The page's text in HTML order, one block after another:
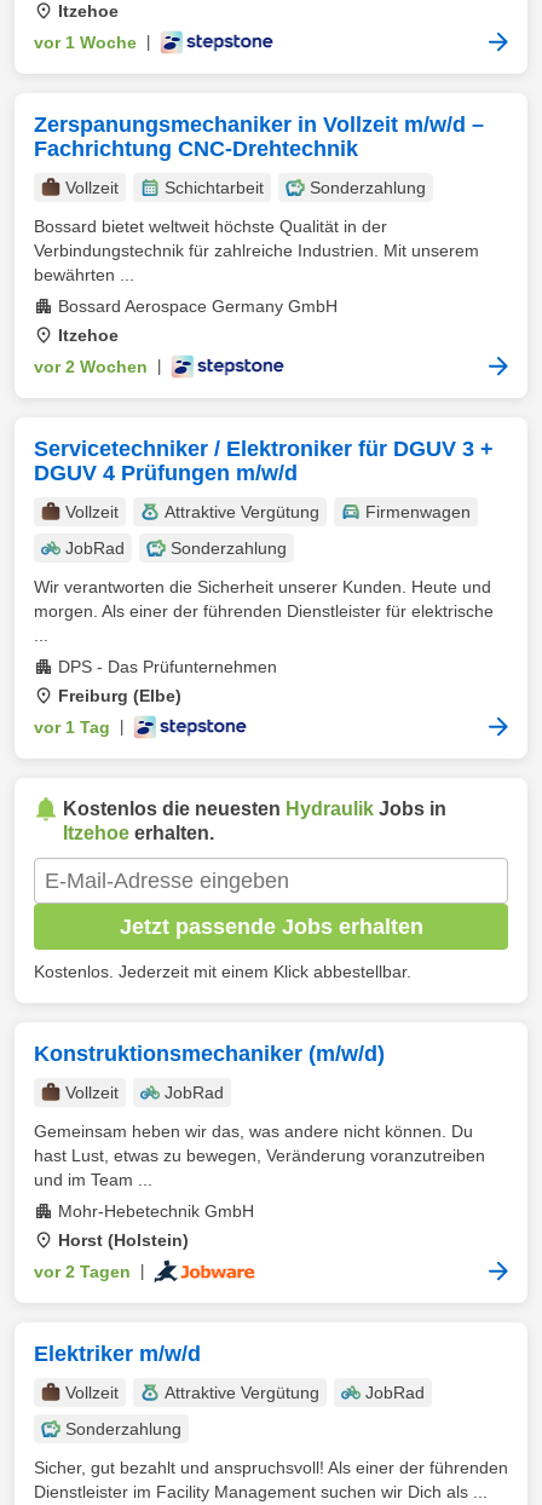
Itzehoe
vor 1 Woche
Zerspanungsmechaniker in Vollzeit m/w/d –
Fachrichtung CNC-Drehtechnik
Vollzeit Schichtarbeit
Sonderzahlung
Bossard bietet weltweit höchste Qualität in der
Verbindungstechnik für zahlreiche Industrien. Mit unserem
bewährten ...
Bossard Aerospace Germany GmbH
Itzehoe
vor 2 Wochen
Servicetechniker / Elektroniker für DGUV 3 +
DGUV 4 Prüfungen m/w/d
Vollzeit Attraktive Vergütung
Firmenwagen
JobRad
Sonderzahlung
Wir verantworten die Sicherheit unserer Kunden. Heute und
morgen. Als einer der führenden Dienstleister für elektrische
DPS - Das Prüfunternehmen
Freiburg (Elbe)
vor 1 Tag
Kostenlos die neuesten Hydraulik Jobs in
Itzehoe erhalten.
Jetzt passende Jobs erhalten
Kostenlos. Jederzeit mit einem Klick abbestellbar.
Konstruktionsmechaniker (m/w/d)
Vollzeit
JobRad
Gemeinsam heben wir das, was andere nicht können. Du
hast Lust, etwas zu bewegen, Veränderung voranzutreiben
und im Team ...
Mohr-Hebetechnik GmbH
Horst (Holstein)
vor 2 Tagen
Elektriker m/w/d
Vollzeit Attraktive Vergütung
JobRad
Sonderzahlung
Sicher, gut bezahlt und anspruchsvoll! Als einer der führenden
Dienstleister im Facility Management suchen wir Dich als ...